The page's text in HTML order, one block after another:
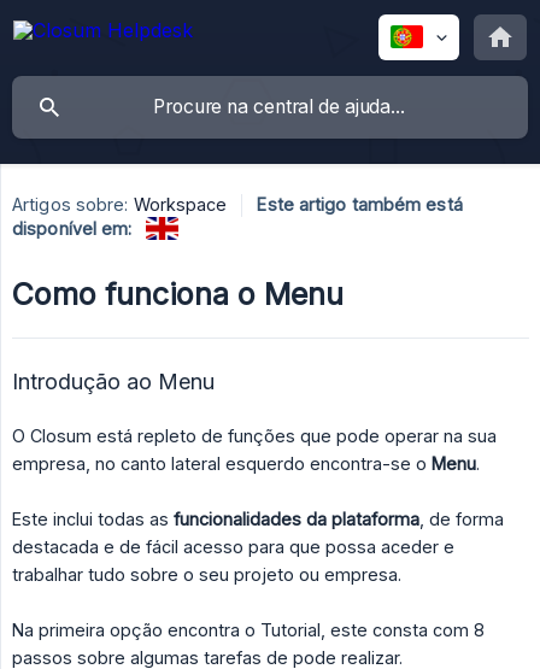
Artigos sobre: Workspace
Este artigo também está
disponível em:
Como funciona o Menu
Introdução ao Menu
O Closum está repleto de funções que pode operar na sua
empresa, no canto lateral esquerdo encontra-se o Menu.
Este inclui todas as funcionalidades da plataforma , de forma
destacada e de fácil acesso para que possa aceder e
trabalhar tudo sobre o seu projeto ou empresa.
Na primeira opção encontra o Tutorial, este consta com 8
passos sobre algumas tarefas de pode realizar.